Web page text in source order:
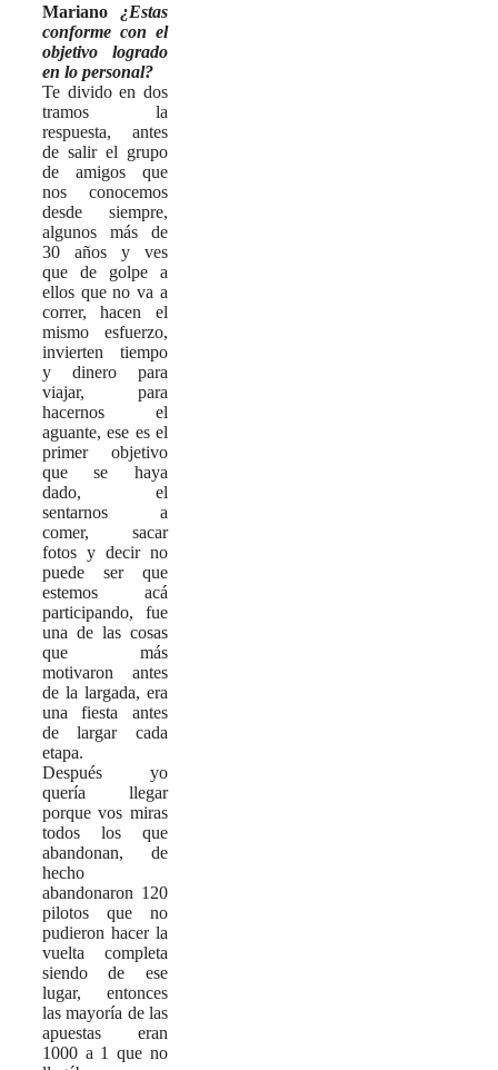
Mariano ¿Estas
conforme con el
objetivo logrado
en lo personal?
Te divido en dos
tramos la
respuesta, antes
de salir el grupo
de amigos que
nos conocemos
desde siempre,
algunos más de
30 años y ves
que de golpe a
ellos que no va a
correr, hacen el
mismo esfuerzo,
invierten tiempo
y dinero para
viajar, para
hacernos el
aguante, ese es el
primer objetivo
que se haya
dado, el
sentarnos a
comer, sacar
fotos y decir no
puede ser que
estemos acá
participando, fue
una de las cosas
que más
motivaron antes
de la largada, era
una fiesta antes
de largar cada
etapa.
Después yo
quería llegar
porque vos miras
todos los que
abandonan, de
hecho
abandonaron 120
pilotos que no
pudieron hacer la
vuelta completa
siendo de ese
lugar, entonces
las mayoría de las
apuestas eran
1000 a 1 que no